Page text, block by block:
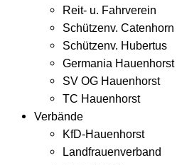
Reit- u. Fahrverein
Schützenv. Catenhorn
Schützenv. Hubertus
Germania Hauenhorst
SV OG Hauenhorst
TC Hauenhorst
Verbände
KfD-Hauenhorst
Landfrauenverband